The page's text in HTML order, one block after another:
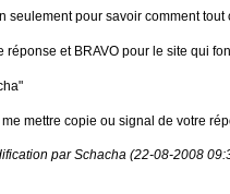
seulement pour savoir comment tout
réponse et BRAVO pour le site qui
me mettre copie ou signal de votre
par Schacha (22-08-2008